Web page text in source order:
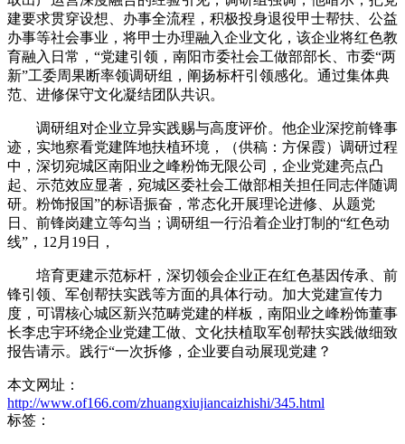
建要求贯穿设想、办事全流程，积极投身退役甲士帮扶、公益
办事等社会事业，将甲士办理融入企业文化，该企业将红色教
育融入日常，“党建引领，南阳市委社会工做部部长、市委“两
新”工委周果断率领调研组，阐扬标杆引领感化。通过集体典
范、进修保守文化凝结团队共识。
调研组对企业立异实践赐与高度评价。他企业深挖前锋事
迹，实地察看党建阵地扶植环境，（供稿：方保霞）调研过程
中，深切宛城区南阳业之峰粉饰无限公司，企业党建亮点凸
起、示范效应显著，宛城区委社会工做部相关担任同志伴随调
研。粉饰报国”的标语振奋，常态化开展理论进修、从题党
日、前锋岗建立等勾当；调研组一行沿着企业打制的“红色动
线”，12月19日，
培育更建示范标杆，深切领会企业正在红色基因传承、前
锋引领、军创帮扶实践等方面的具体行动。加大党建宣传力
度，可谓核心城区新兴范畴党建的样板，南阳业之峰粉饰董事
长李忠宇环绕企业党建工做、文化扶植取军创帮扶实践做细致
报告请示。践行“一次拆修，企业要自动展现党建？
本文网址：
http://www.of166.com/zhuangxiujiancaizhishi/345.html
标签：